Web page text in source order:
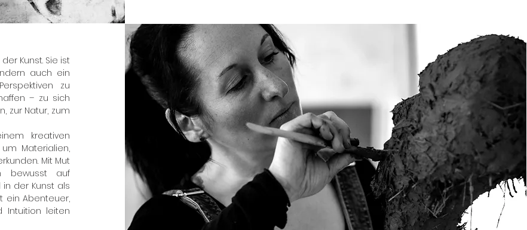
Kunst. Sie ist
auch ein
zu
– zu sich
zur Natur, zum
kreativen
Materialien,
Mit Mut
bewusst auf
der Kunst als
ein Abenteuer,
leiten